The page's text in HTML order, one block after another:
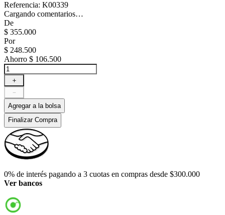
Referencia: K00339
Cargando comentarios…
De
$ 355.000
Por
$ 248.500
Ahorro $ 106.500
＋
－
Agregar a la bolsa
Finalizar Compra
0% de interés pagando a 3 cuotas en compras desde $300.000
Ver bancos